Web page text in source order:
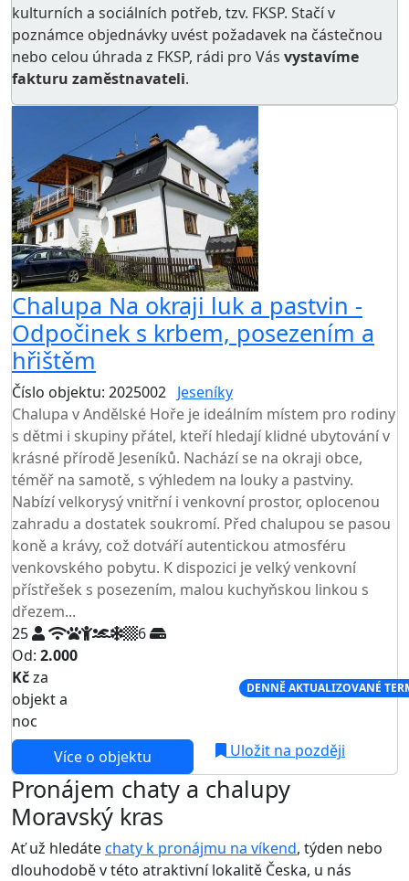
kulturních a sociálních potřeb, tzv. FKSP. Stačí v
poznámce objednávky uvést požadavek na částečnou
nebo celou úhrada z FKSP, rádi pro Vás vystavíme
fakturu zaměstnavateli.
Chalupa Na okraji luk a pastvin -
Odpočinek s krbem, posezením a
hřištěm
Číslo objektu: 2025002 Jeseníky
Chalupa v Andělské Hoře je ideálním místem pro rodiny
s dětmi i skupiny přátel, kteří hledají klidné ubytování v
krásné přírodě Jeseníků. Nachází se na okraji obce,
téměř na samotě, s výhledem na louky a pastviny.
Nabízí velkorysý vnitřní i venkovní prostor, oplocenou
zahradu a dostatek soukromí. Před chalupou se pasou
koně a krávy, což dotváří autentickou atmosféru
venkovského pobytu. K dispozici je velký venkovní
přístřešek s posezením, malou kuchyňskou linkou s
dřezem...
25
6
Od: 2.000
Kčza
objekt a
noc
DENNĚ AKTUALIZOVANÉ
Více o objektu Uložit na později
Pronájem chaty a chalupy
Moravský kras
Ať už hledátechaty k pronájmu na víkend, týden nebo
dlouhodobě v této atraktivní lokalitě Česka, u nás